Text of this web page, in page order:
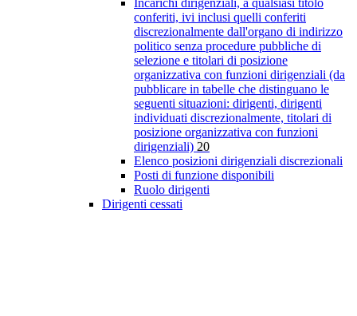
Incarichi dirigenziali, a qualsiasi titolo
conferiti, ivi inclusi quelli conferiti
discrezionalmente dall'organo di indirizzo
politico senza procedure pubbliche di
selezione e titolari di posizione
organizzativa con funzioni dirigenziali (da
pubblicare in tabelle che distinguano le
seguenti situazioni: dirigenti, dirigenti
individuati discrezionalmente, titolari di
posizione organizzativa con funzioni
dirigenziali) 20
Elenco posizioni dirigenziali discrezionali
Posti di funzione disponibili
Ruolo dirigenti
Dirigenti cessati